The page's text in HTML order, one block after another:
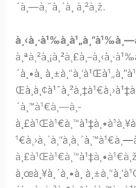
´à¸—à¸˜à¸´à¸ à¸²à¸ž.
´à¸•à¸
´à¸™à¹€à¸—à¸­
à¸œà¸¥à¸´à¸•à¸